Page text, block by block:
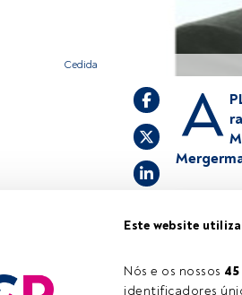
Este website
Nós e os nossos 45
identificadores
Cedida
A
Este é
oferece.